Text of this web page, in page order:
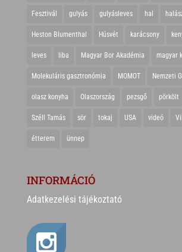
Fesztivál gulyás gulyásleves hal
Heston Blumenthal Húsvét karácsony
leves liba Magyar Bor Akadémia magyar
Molekuláris gasztronómia MOMOT Nemzeti
olasz konyha Olaszország pezsgő pörkölt
Széll Tamás sör tokaj USA videó
étterem ünnep
INFORMÁCIÓ
Adatkezelési tájékoztató